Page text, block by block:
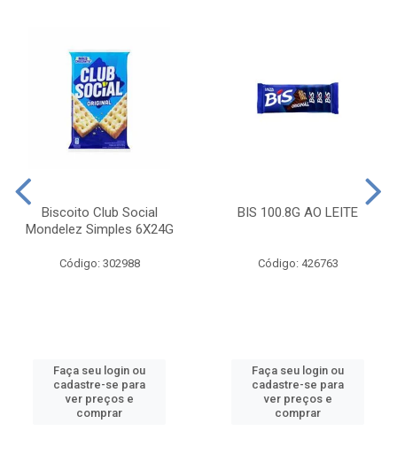
Biscoito Club Social
Mondelez Simples 6X24G
Código: 302988
Faça seu login ou
cadastre-se para
ver preços e
comprar
BIS 100.8G AO LEITE
Código: 426763
Faça seu login ou
cadastre-se para
ver preços e
comprar